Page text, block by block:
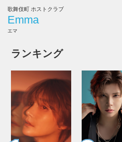
歌舞伎町 ホストクラブ
Emma
エマ
ランキング